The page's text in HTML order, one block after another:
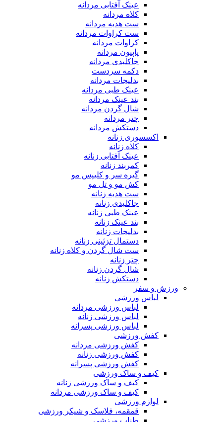
عینک آفتابی مردانه
کلاه مردانه
ست هدیه مردانه
ست کراوات مردانه
کراوات مردانه
پاپیون مردانه
جاکلیدی مردانه
دکمه سردست
بدلیجات مردانه
عینک طبی مردانه
بند عینک مردانه
شال گردن مردانه
چتر مردانه
دستکش مردانه
اکسسوری زنانه
کلاه زنانه
عینک آفتابی زنانه
کمربند زنانه
گیره سر و کلیپس مو
کش مو و تل مو
ست هدیه زنانه
جاکلیدی زنانه
عینک طبی زنانه
بند عینک زنانه
بدلیجات زنانه
دستمال تزئینی زنانه
ست شال گردن و کلاه زنانه
چتر زنانه
شال گردن زنانه
دستکش زنانه
ورزش و سفر
لباس ورزشی
لباس ورزشی مردانه
لباس ورزشی زنانه
لباس ورزشی پسرانه
کفش ورزشی
کفش ورزشی مردانه
کفش ورزشی زنانه
کفش ورزشی پسرانه
کیف و ساک ورزشی
کیف و ساک ورزشی زنانه
کیف و ساک ورزشی مردانه
لوازم ورزشی
قمقمه، فلاسک و شیکر ورزشی
طناب ورزشی